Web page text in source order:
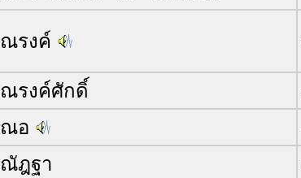
ณรงค์
ณรงค์ศักดิ์
ณอ
ณัฎฐา